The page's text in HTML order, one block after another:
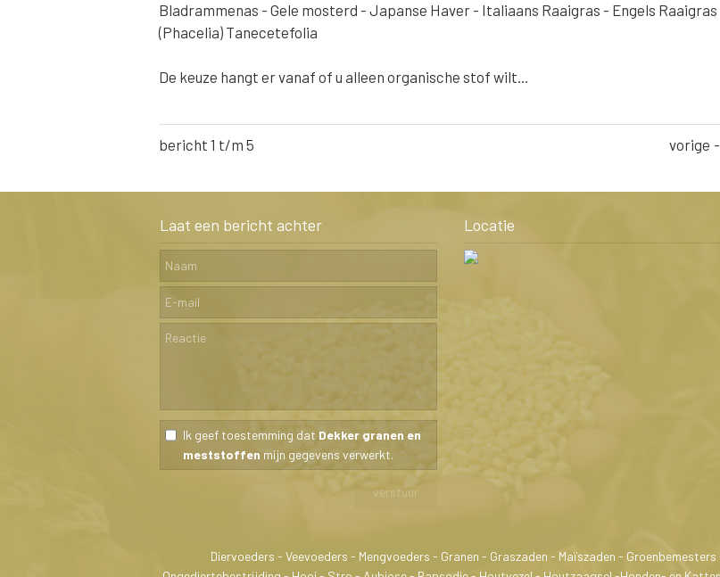
Bladrammenas - Gele mosterd - Japanse Haver - Italiaans Raaigras - Engels Raaigras
(Phacelia) Tanecetefolia
De keuze hangt er vanaf of u alleen organische stof wilt…
bericht 1 t/m 5 vorige -
Laat een bericht achter
Ik geef toestemming dat Dekker granen en
meststoffen mijn gegevens verwerkt.
Locatie
Diervoeders - Veevoeders - Mengvoeders - Granen - Graszaden - Maïszaden -